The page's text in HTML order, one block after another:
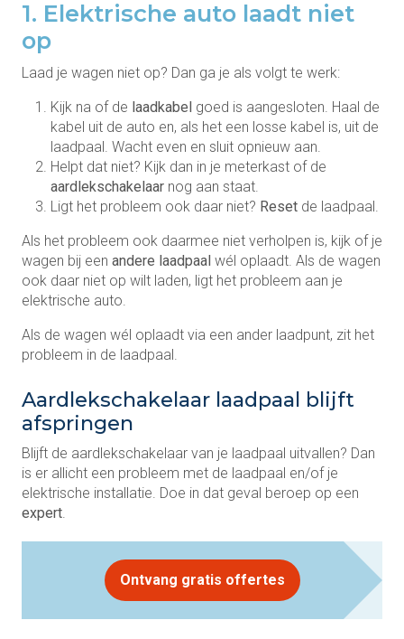
1. Elektrische auto laadt niet
op
Laad je wagen niet op? Dan ga je als volgt te werk:
Kijk na of de laadkabel goed is aangesloten. Haal de
kabel uit de auto en, als het een losse kabel is, uit de
laadpaal. Wacht even en sluit opnieuw aan.
Helpt dat niet? Kijk dan in je meterkast of de
aardlekschakelaar nog aan staat.
Ligt het probleem ook daar niet? Reset de laadpaal.
Als het probleem ook daarmee niet verholpen is, kijk of je
wagen bij een andere laadpaal wél oplaadt. Als de wagen
ook daar niet op wilt laden, ligt het probleem aan je
elektrische auto.
Als de wagen wél oplaadt via een ander laadpunt, zit het
probleem in de laadpaal.
Aardlekschakelaar laadpaal blijft
afspringen
Blijft de aardlekschakelaar van je laadpaal uitvallen? Dan
is er allicht een probleem met de laadpaal en/of je
elektrische installatie. Doe in dat geval beroep op een
expert
Ontvang gratis offertes